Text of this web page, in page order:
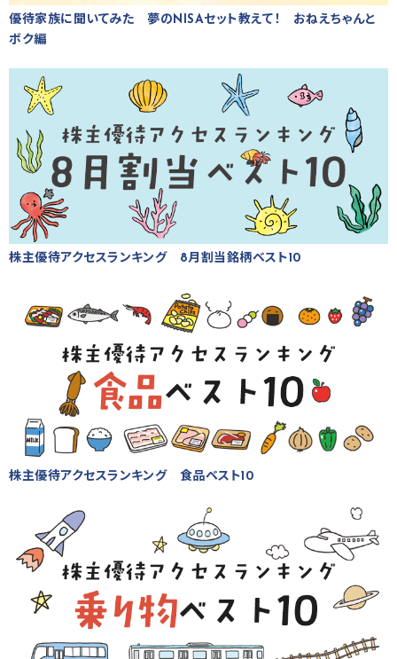
優待家族に聞いてみた 夢のNISAセット教えて！ おねえちゃんと
ボク編
株主優待アクセスランキング 8月割当銘柄ベスト10
株主優待アクセスランキング 食品ベスト10